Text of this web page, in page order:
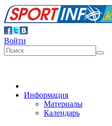
Войти
Информация
Материалы
Календарь